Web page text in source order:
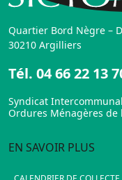
Quartier Bord Nègre –
30210 Argilliers
Tél. 04 66 22 13
Syndicat
Ordures Ménagères de
EN SAVOIR PLUS